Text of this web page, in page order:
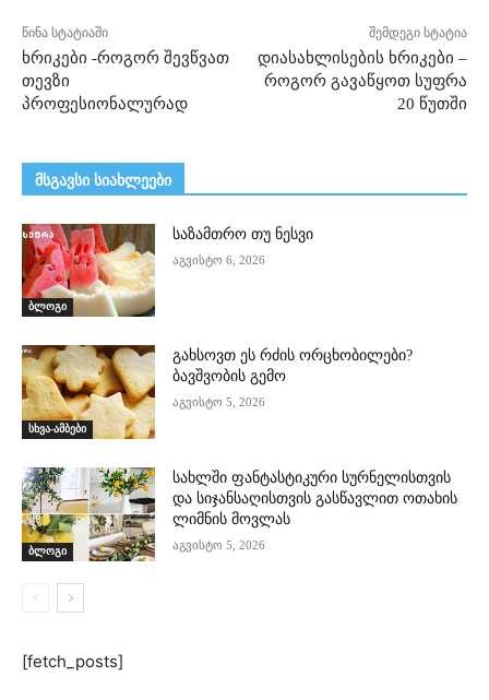
წინა სტატიაში
ხრიკები -როგორ შევწვათ
თევზი
პროფესიონალურად
შემდეგი სტატია
დიასახლისების ხრიკები –
როგორ გავაწყოთ სუფრა
20 წუთში
მსგავსი სიახლეები
ბლოგი
საზამთრო თუ ნესვი
აგვისტო 6, 2026
სხვა-ამბები
გახსოვთ ეს რძის ორცხობილები?
ბავშვობის გემო
აგვისტო 5, 2026
ბლოგი
სახლში ფანტასტიკური სურნელისთვის
და სიჯანსაღისთვის გასწავლით ოთახის
ლიმნის მოვლას
აგვისტო 5, 2026
[fetch_posts]